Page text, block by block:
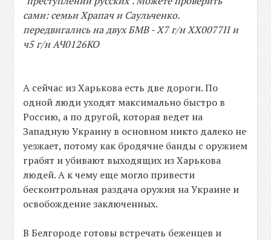
сами: семьи Храпач и Саульченко.
передвигались на двух БМВ - Х7 г/н XX0077II и
ч5 г/н АЧ0126КО
А сейчас из Харькова есть две дороги. По
одной люди уходят максимально быстро в
Россию, а по другой, которая ведет на
Западную Украину в основном никто далеко не
уезжает, потому как бродячие банды с оружием
грабят и убивают выходящих из Харькова
людей. А к чему еще могло привести
бесконтрольная раздача оружия на Украине и
освобождение заключенных.
В Белгороде готовы встречать беженцев и